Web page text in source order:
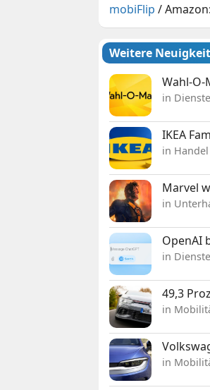
mobiFlip /
Weitere
Wahl-
in Dienste
IKEA
in Handel
Marvel
in
OpenAI
in Dienste
49,3
in
in